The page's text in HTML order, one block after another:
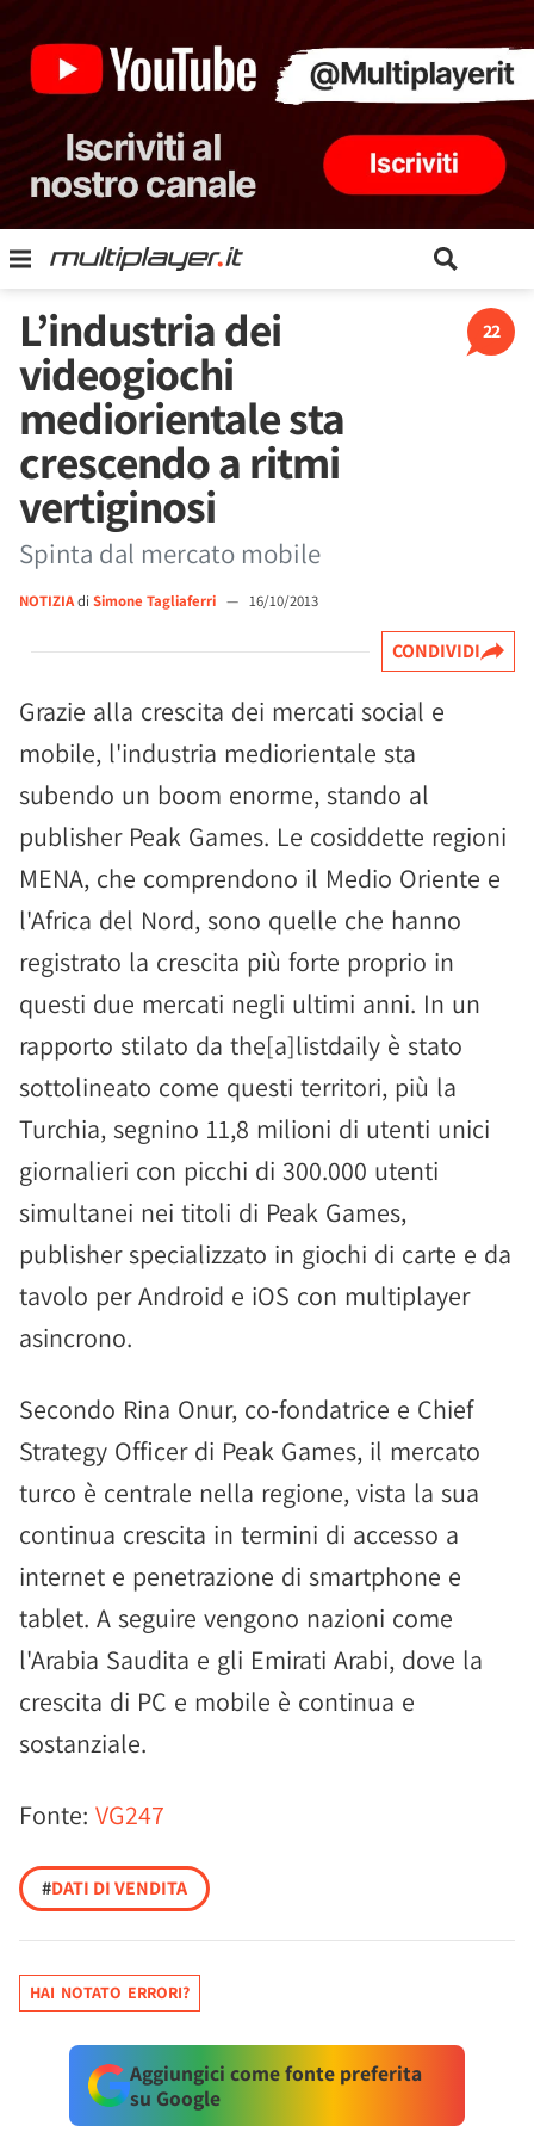
22
L’industria dei
videogiochi
mediorientale sta
crescendo a ritmi
vertiginosi
Spinta dal mercato mobile
NOTIZIAdi Simone Tagliaferri — 16/10/2013
CONDIVIDI
Grazie alla crescita dei mercati social e
mobile, l'industria mediorientale sta
subendo un boom enorme, stando al
publisher Peak Games. Le cosiddette regioni
MENA, che comprendono il Medio Oriente e
l'Africa del Nord, sono quelle che hanno
registrato la crescita più forte proprio in
questi due mercati negli ultimi anni. In un
rapporto stilato da the[a]listdaily è stato
sottolineato come questi territori, più la
Turchia, segnino 11,8 milioni di utenti unici
giornalieri con picchi di 300.000 utenti
simultanei nei titoli di Peak Games,
publisher specializzato in giochi di carte e da
tavolo per Android e iOS con multiplayer
asincrono.
Secondo Rina Onur, co-fondatrice e Chief
Strategy Officer di Peak Games, il mercato
turco è centrale nella regione, vista la sua
continua crescita in termini di accesso a
internet e penetrazione di smartphone e
tablet. A seguire vengono nazioni come
l'Arabia Saudita e gli Emirati Arabi, dove la
crescita di PC e mobile è continua e
sostanziale.
Fonte: VG247
#DATI DI VENDITA
HAI NOTATO ERRORI?
Aggiungici come fonte preferita
su Google